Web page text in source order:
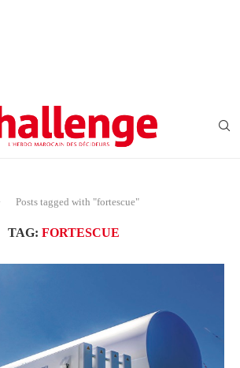
Posts tagged with "fortescue"
TAG: FORTESCUE